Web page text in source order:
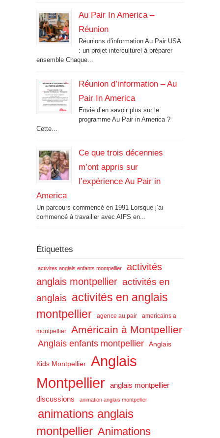
Au Pair In America –
Réunion
Réunions d’information Au Pair USA
: un projet interculturel à préparer
ensemble Chaque...
Réunion d’information – Au
Pair In America
Envie d’en savoir plus sur le
programme Au Pair in America ?
Cette...
Ce que trois décennies
m’ont appris sur
l’expérience Au Pair in
America
Un parcours commencé en 1991 Lorsque j’ai
commencé à travailler avec AIFS en...
Étiquettes
activites anglais enfants montpellier
activités
anglais montpellier activités en
anglais activités en anglais
montpellier
agence au pair americains a
montpellier Américain à Montpellier
Anglais enfants montpellier Anglais
Kids Montpellier
Anglais
Montpellier
anglais montpellier
discussions
animation anglais montpellier
animations anglais
montpellier Animations